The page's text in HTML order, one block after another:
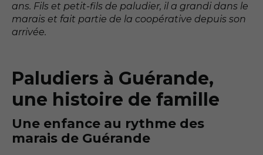
ans. Fils et petit-fils de paludier, il a grandi dans le
marais et fait partie de la coopérative depuis son
arrivée.
Paludiers à Guérande,
une histoire de famille
Une enfance au rythme des
marais de Guérande